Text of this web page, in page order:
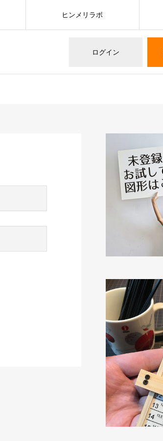
ログイン
ヒンメリラボ